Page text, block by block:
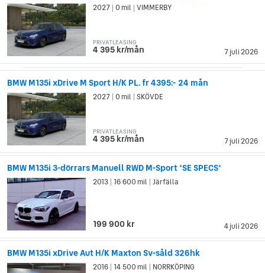
7 juli 2026
2027 0 mil VIMMERBY
PRIVATLEASING
4 395 kr/mån
BMW M135i xDrive M Sport H/K PL. fr 4395:- 24 mån
7 juli 2026
2027 0 mil SKÖVDE
PRIVATLEASING
4 395 kr/mån
BMW M135i 3-dörrars Manuell RWD M-Sport *SE SPECS*
4 juli 2026
2013 16 600 mil Järfälla
199 900 kr
BMW M135i xDrive Aut H/K Maxton Sv-såld 326hk
2016 14 500 mil NORRKÖPING